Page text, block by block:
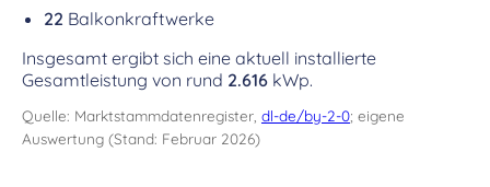
22 Balkonkraftwerke
Insgesamt ergibt sich eine aktuell installierte
Gesamtleistung von rund 2.616 kWp.
Quelle: Marktstammdatenregister, dl-de/by-2-0; eigene
Auswertung (Stand: Februar 2026)